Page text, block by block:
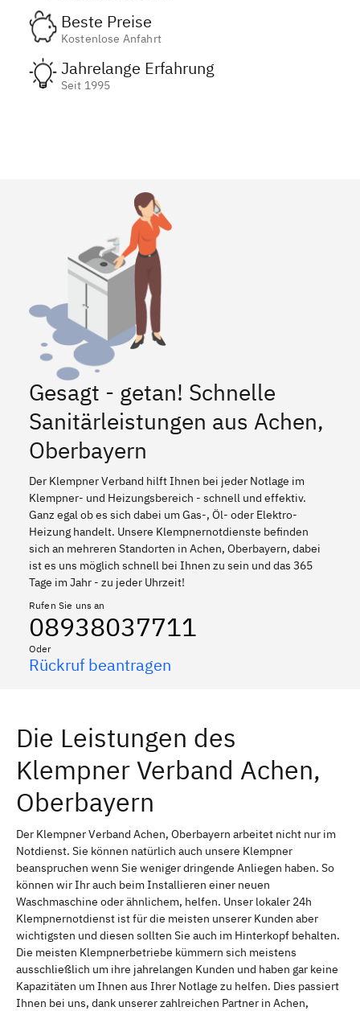
Beste Preise
Kostenlose Anfahrt
Jahrelange Erfahrung
Seit 1995
Gesagt - getan! Schnelle
Sanitärleistungen aus Achen,
Oberbayern
Der Klempner Verband hilft Ihnen bei jeder Notlage im
Klempner- und Heizungsbereich - schnell und effektiv.
Ganz egal ob es sich dabei um Gas-, Öl- oder Elektro-
Heizung handelt. Unsere Klempnernotdienste befinden
sich an mehreren Standorten in Achen, Oberbayern, dabei
ist es uns möglich schnell bei Ihnen zu sein und das 365
Tage im Jahr - zu jeder Uhrzeit!
Rufen Sie uns an
08938037711
Oder
Rückruf beantragen
Die Leistungen des
Klempner Verband Achen,
Oberbayern
Der Klempner Verband Achen, Oberbayern arbeitet nicht nur im
Notdienst. Sie können natürlich auch unsere Klempner
beanspruchen wenn Sie weniger dringende Anliegen haben. So
können wir Ihr auch beim Installieren einer neuen
Waschmaschine oder ähnlichem, helfen. Unser lokaler 24h
Klempnernotdienst ist für die meisten unserer Kunden aber
wichtigsten und diesen sollten Sie auch im Hinterkopf behalten.
Die meisten Klempnerbetriebe kümmern sich meistens
ausschließlich um ihre jahrelangen Kunden und haben gar keine
Kapazitäten um Ihnen aus Ihrer Notlage zu helfen. Dies passiert
Ihnen bei uns, dank unserer zahlreichen Partner in Achen,